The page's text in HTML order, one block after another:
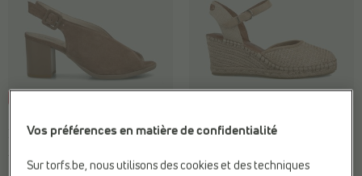
Escarpins
Prix le plus bas précédent :126,00 €
Sandales
Prix le plus bas précédent :
Vos préférences en matière de confidentialité
Sur torfs.be, nous utilisons des cookies et des techniques